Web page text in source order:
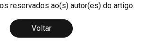
reservados ao(s) autor(es) do artigo.
Voltar